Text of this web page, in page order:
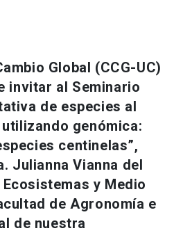
Global (CCG-UC)
invitar al Seminario
de especies al
genómica:
centinelas”,
Julianna Vianna del
y Medio
de Agronomía e
de nuestra